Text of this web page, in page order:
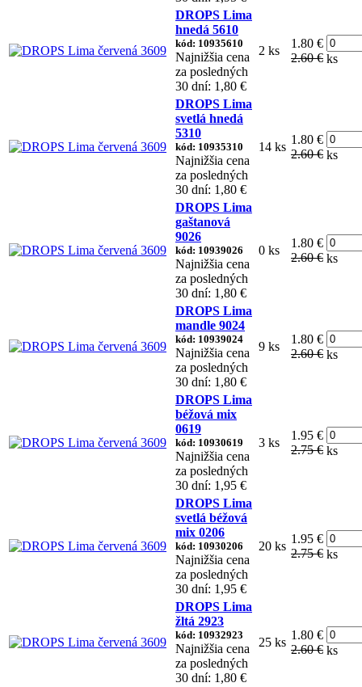
DROPS Lima
hnedá 5610
kód: 10935610
Najnižšia cena
za posledných
30 dní: 1,80 €
2 ks
1.80 €
2.60 € ks
DROPS Lima
svetlá hnedá
5310
kód: 10935310
Najnižšia cena
za posledných
30 dní: 1,80 €
14 ks
1.80 €
2.60 € ks
DROPS Lima
gaštanová
9026
kód: 10939026
Najnižšia cena
za posledných
30 dní: 1,80 €
0 ks
1.80 €
2.60 € ks
DROPS Lima
mandle 9024
kód: 10939024
Najnižšia cena
za posledných
30 dní: 1,80 €
9 ks
1.80 €
2.60 € ks
DROPS Lima
béžová mix
0619
kód: 10930619
Najnižšia cena
za posledných
30 dní: 1,95 €
3 ks
1.95 €
2.75 € ks
DROPS Lima
svetlá béžová
mix 0206
kód: 10930206
Najnižšia cena
za posledných
30 dní: 1,95 €
20 ks
1.95 €
2.75 € ks
DROPS Lima
žltá 2923
kód: 10932923
Najnižšia cena
za posledných
30 dní: 1,80 €
25 ks
1.80 €
2.60 € ks